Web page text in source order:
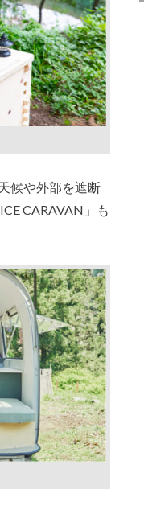
候や外部を遮断
CARAVAN」も